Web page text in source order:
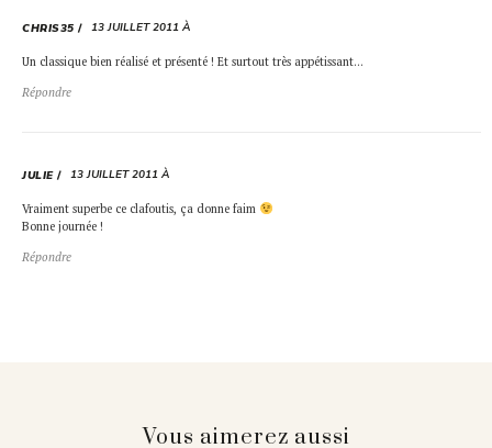
CHRIS35 13 JUILLET 2011 À
Un classique bien réalisé et présenté ! Et surtout très appétissant…
Répondre
JULIE 13 JUILLET 2011 À
Vraiment superbe ce clafoutis, ça donne faim
Bonne journée !
Répondre
Vous aimerez aussi